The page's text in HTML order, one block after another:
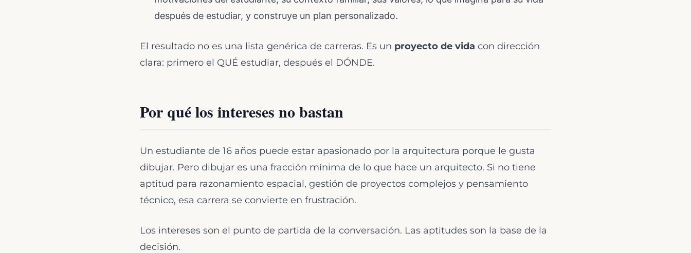
después de estudiar, y construye un plan personalizado.
El resultado no es una lista genérica de carreras. Es un proyecto de vida con dirección
clara: primero el QUÉ estudiar, después el DÓNDE.
Por qué los intereses no bastan
Un estudiante de 16 años puede estar apasionado por la arquitectura porque le gusta
dibujar. Pero dibujar es una fracción mínima de lo que hace un arquitecto. Si no tiene
aptitud para razonamiento espacial, gestión de proyectos complejos y pensamiento
técnico, esa carrera se convierte en frustración.
Los intereses son el punto de partida de la conversación. Las aptitudes son la base de la
decisión.